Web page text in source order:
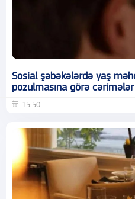
Sosial şəbəkələrdə yaş
pozulmasına görə
15:50